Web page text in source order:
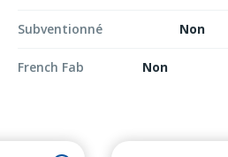
Subventionné Non
French Fab Non